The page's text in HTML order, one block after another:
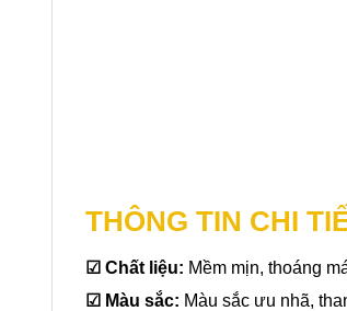
THÔNG TIN CHI
☑ Chất liệu: Mềm mịn, thoáng
☑ Màu sắc: Màu sắc ưu nhã,